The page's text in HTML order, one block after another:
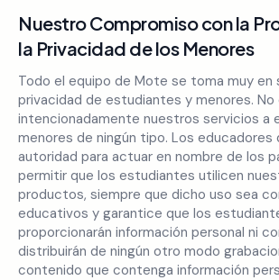
Nuestro Compromiso con la
la Privacidad de los Menores
Todo el equipo de Mote se toma muy en
privacidad de estudiantes y menores. No
intencionadamente nuestros servicios a
menores de ningún tipo. Los educadores
autoridad para actuar en nombre de los
permitir que los estudiantes utilicen
productos, siempre que dicho uso sea
educativos y garantice que los
proporcionarán información personal ni
distribuirán de ningún otro modo
contenido que contenga información